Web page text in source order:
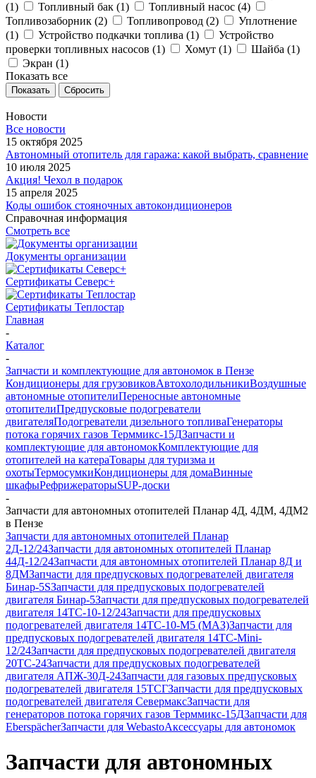
(1) Топливный бак (1) Топливный насос (4)
Топливозаборник (2) Топливопровод (2)
Уплотнение
(1) Устройство подкачки топлива (1)
Устройство
проверки топливных насосов (1) Хомут (1) Шайба (1)
Экран (1)
Показать все
Сбросить
Новости
Все новости
15 октября 2025
Автономный отопитель для гаража: какой выбрать, сравнение
10 июля 2025
Акция! Чехол в подарок
15 апреля 2025
Коды ошибок стояночных автокондиционеров
Справочная информация
Смотреть все
Документы организации
Сертификаты Северс+
Сертификаты Теплостар
Главная
-
Каталог
-
Запчасти и комплектующие для автономок в Пензе
Кондиционеры для грузовиковАвтохолодильникиВоздушные
автономные отопителиПереносные автономные
отопителиПредпусковые подогреватели
двигателяПодогреватели дизельного топливаГенераторы
потока горячих газов Терммикс-15ДЗапчасти и
комплектующие для автономокКомплектующие для
отопителей на катераТовары для туризма и
охотыТермосумкиКондиционеры для домаВинные
шкафыРефрижераторыSUP-доски
-
Запчасти для автономных отопителей Планар 4Д, 4ДМ, 4ДМ2
в Пензе
Запчасти для автономных отопителей Планар
2Д-12/24Запчасти для автономных отопителей Планар
44Д-12/24Запчасти для автономных отопителей Планар 8Д и
8ДМЗапчасти для предпусковых подогревателей двигателя
Бинар-5SЗапчасти для предпусковых подогревателей
двигателя Бинар-5Запчасти для предпусковых подогревателей
двигателя 14ТС-10-12/24Запчасти для предпусковых
подогревателей двигателя 14ТС-10-М5 (МАЗ)Запчасти для
предпусковых подогревателей двигателя 14ТС-Mini-
12/24Запчасти для предпусковых подогревателей двигателя
20ТС-24Запчасти для предпусковых подогревателей
двигателя АПЖ-30Д-24Запчасти для газовых предпусковых
подогревателей двигателя 15ТСГЗапчасти для предпусковых
подогревателей двигателя СевермаксЗапчасти для
генераторов потока горячих газов Терммикс-15ДЗапчасти для
EberspächerЗапчасти для WebastoАксессуары для автономок
Запчасти для автономных